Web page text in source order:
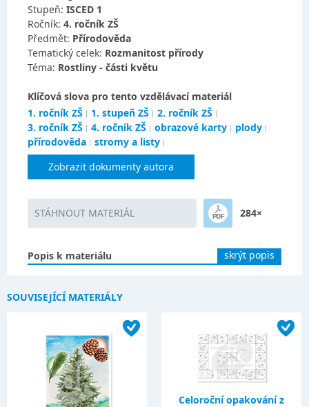
Stupeň: ISCED 1
Ročník: 4. ročník ZŠ
Předmět: Přírodověda
Tematický celek: Rozmanitost přírody
Téma: Rostliny - části květu
Klíčová slova pro tento vzdělávací materiál
1. ročník ZŠ
1. stupeň ZŠ
2. ročník ZŠ
3. ročník ZŠ
4. ročník ZŠ obrazové karty
plody
přírodověda
stromy a listy
Zobrazit dokumenty autora
STÁHNOUT MATERIÁL 284×
Popis k materiálu skrýt popis
SOUVISEJÍCÍ MATERIÁLY
Celoroční opakování z